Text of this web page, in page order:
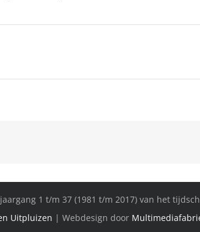
1 t/m 37 (1981 t/m 2017) van het
Uitpluizen | Webdesign door